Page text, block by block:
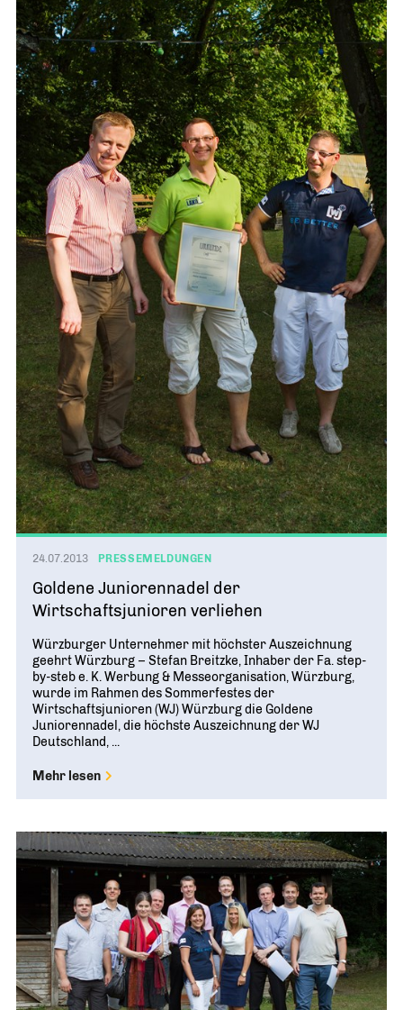
24.07.2013 PRESSEMELDUNGEN
Goldene Juniorennadel der
Wirtschaftsjunioren verliehen
Würzburger Unternehmer mit höchster Auszeichnung
geehrt Würzburg – Stefan Breitzke, Inhaber der Fa. step-
by-steb e. K. Werbung & Messeorganisation, Würzburg,
wurde im Rahmen des Sommerfestes der
Wirtschaftsjunioren (WJ) Würzburg die Goldene
Juniorennadel, die höchste Auszeichnung der WJ
Deutschland, ...
Mehr lesen